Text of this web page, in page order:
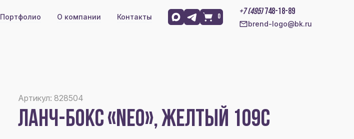
Портфолио О компании Контакты 0
+7 (495)748-18-89
brend-logo@bk.ru
Артикул: 828504
ЛАНЧ-БОКС «NEO», ЖЕЛТЫЙ 109C